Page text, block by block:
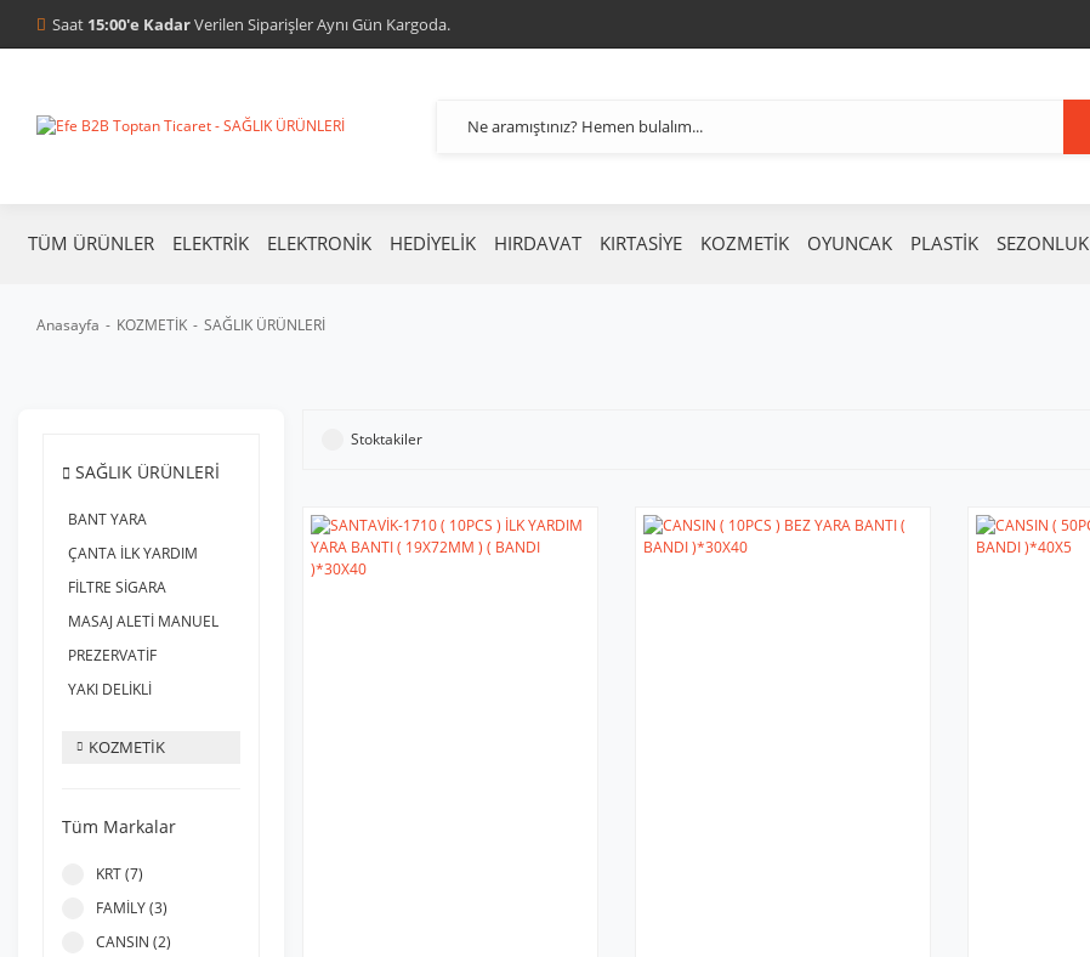
Saat 15:00'e KadarVerilen Siparişler Aynı Gün Kargoda.
TÜM ÜRÜNLER ELEKTRİK ELEKTRONİK HEDİYELİK HIRDAVAT KIRTASİYE KOZMETİK OYUNCAK PLASTİK SEZONLUK
Anasayfa KOZMETİK SAĞLIK ÜRÜNLERİ
SAĞLIK ÜRÜNLERİ
BANT YARA
ÇANTA İLK YARDIM
FİLTRE SİGARA
MASAJ ALETİ MANUEL
PREZERVATİF
YAKI DELİKLİ
KOZMETİK
Tüm Markalar
KRT (7)
FAMİLY (3)
CANSIN (2)
Stoktakiler